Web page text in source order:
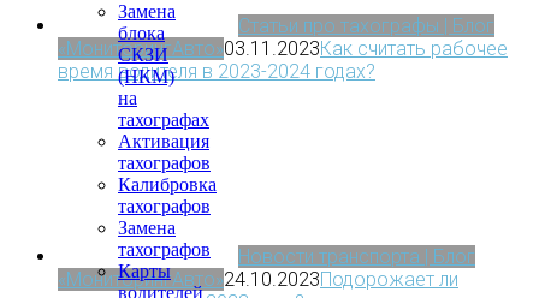
Замена
блока
СКЗИ
(НКМ)
на
тахографах
Активация
тахографов
Калибровка
тахографов
Замена
тахографов
Карты
водителей
Статьи про тахографы | Блог
«МониторингАвто»03.11.2023Как считать рабочее
время водителя в 2023-2024 годах?
Новости транспорта | Блог
«МониторингАвто»24.10.2023Подорожает ли